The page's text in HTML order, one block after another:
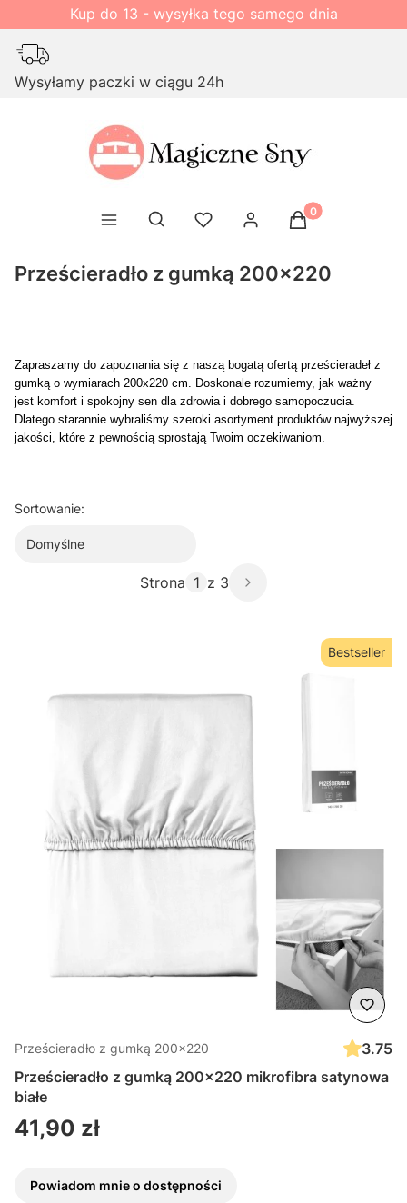
Kup do 13 - wysyłka tego samego dnia
Wysyłamy paczki w ciągu 24h
Otwórz wyszukiwarkę Produkty w
Prześcieradło z gumką 200x220
Zapraszamy do zapoznania się z naszą bogatą ofertą prześcieradeł z
gumką o wymiarach 200x220 cm. Doskonale rozumiemy, jak ważny
jest komfort i spokojny sen dla zdrowia i dobrego samopoczucia.
Dlatego starannie wybraliśmy szeroki asortyment produktów najwyższej
jakości, które z pewnością sprostają Twoim oczekiwaniom.
Sortowanie:
Domyślne
Strona z 3
Bestseller
Prześcieradło z gumką 200x220
3.75
Prześcieradło z gumką 200x220 mikrofibra satynowa
białe
Cena
41,90 zł
Powiadom mnie o dostępności